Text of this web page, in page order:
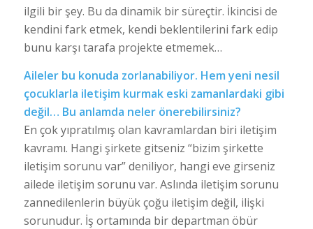
ilgili bir şey. Bu da dinamik bir süreçtir. İkincisi de
kendini fark etmek, kendi beklentilerini fark edip
bunu karşı tarafa projekte etmemek…
Aileler bu konuda zorlanabiliyor. Hem yeni nesil
çocuklarla iletişim kurmak eski zamanlardaki gibi
değil… Bu anlamda neler önerebilirsiniz?
En çok yıpratılmış olan kavramlardan biri iletişim
kavramı. Hangi şirkete gitseniz “bizim şirkette
iletişim sorunu var” deniliyor, hangi eve girseniz
ailede iletişim sorunu var. Aslında iletişim sorunu
zannedilenlerin büyük çoğu iletişim değil, ilişki
sorunudur. İş ortamında bir departman öbür